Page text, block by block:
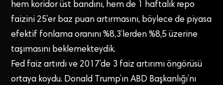
hem koridor üst bandını, hem de 1 haftalık repo
faizini 25’er baz puan artırmasını, böylece de piyasa
efektif fonlama oranını %8,3’lerden %8,5 üzerine
taşımasını beklemekteydik.
Fed faiz artırdı ve 2017’de 3 faiz artırımı öngörüsü
ortaya koydu. Donald Trump’ın ABD Başkanlığı’nı